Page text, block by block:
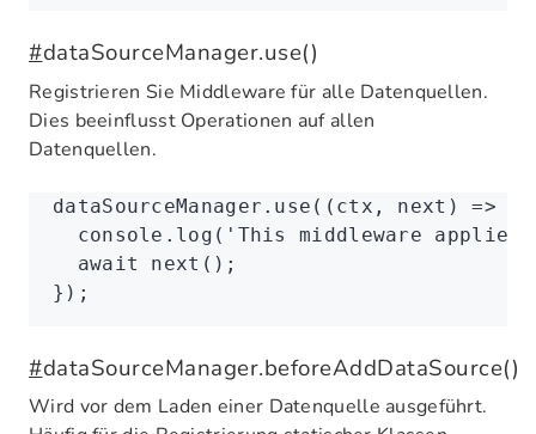
#dataSourceManager.use()
Registrieren Sie Middleware für alle Datenquellen.
Dies beeinflusst Operationen auf allen
Datenquellen.
dataSourceManager .use ((ctx , next) =>
  console
.log ( 'This middleware
  await
next ();
});
#dataSourceManager.beforeAddDataSource()
Wird vor dem Laden einer Datenquelle ausgeführt.